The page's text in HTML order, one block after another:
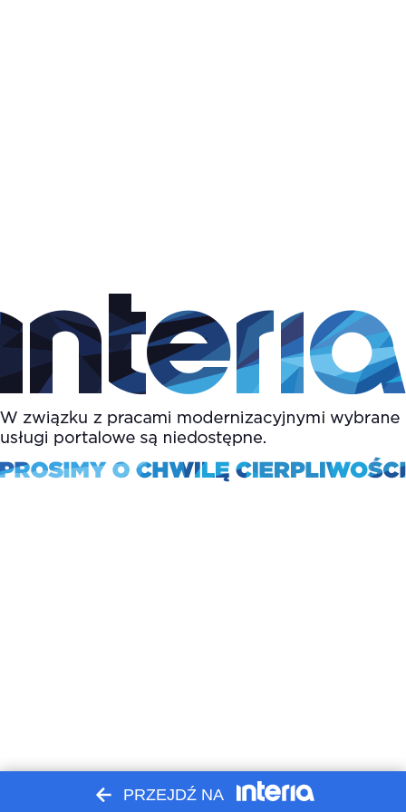
PRZEJDŹ NA